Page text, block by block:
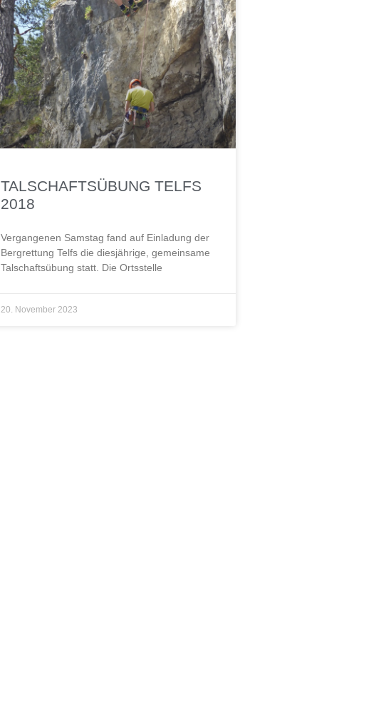
TALSCHAFTSÜBUNG TELFS
2018
Vergangenen Samstag fand auf Einladung der
Bergrettung Telfs die diesjährige, gemeinsame
Talschaftsübung statt. Die Ortsstelle
20. November 2023